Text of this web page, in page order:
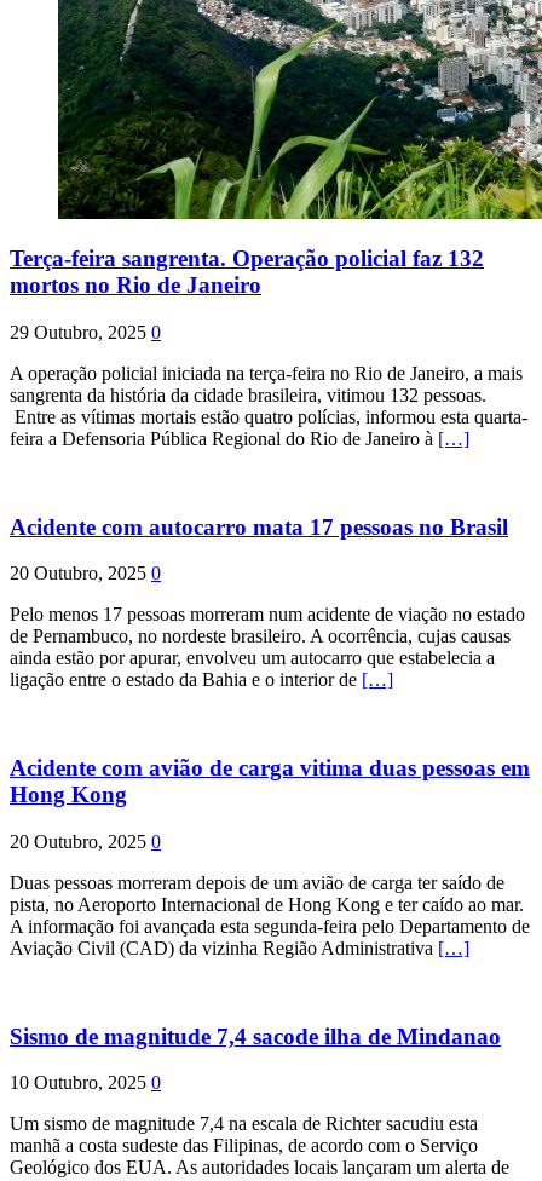
Terça-feira sangrenta. Operação policial faz 132
mortos no Rio de Janeiro
29 Outubro, 2025 0
A operação policial iniciada na terça-feira no Rio de Janeiro, a mais
sangrenta da história da cidade brasileira, vitimou 132 pessoas.
Entre as vítimas mortais estão quatro polícias, informou esta quarta-
feira a Defensoria Pública Regional do Rio de Janeiro à […]
Acidente com autocarro mata 17 pessoas no Brasil
20 Outubro, 2025 0
Pelo menos 17 pessoas morreram num acidente de viação no estado
de Pernambuco, no nordeste brasileiro. A ocorrência, cujas causas
ainda estão por apurar, envolveu um autocarro que estabelecia a
ligação entre o estado da Bahia e o interior de […]
Acidente com avião de carga vitima duas pessoas em
Hong Kong
20 Outubro, 2025 0
Duas pessoas morreram depois de um avião de carga ter saído de
pista, no Aeroporto Internacional de Hong Kong e ter caído ao mar.
A informação foi avançada esta segunda-feira pelo Departamento de
Aviação Civil (CAD) da vizinha Região Administrativa […]
Sismo de magnitude 7,4 sacode ilha de Mindanao
10 Outubro, 2025 0
Um sismo de magnitude 7,4 na escala de Richter sacudiu esta
manhã a costa sudeste das Filipinas, de acordo com o Serviço
Geológico dos EUA. As autoridades locais lançaram um alerta de